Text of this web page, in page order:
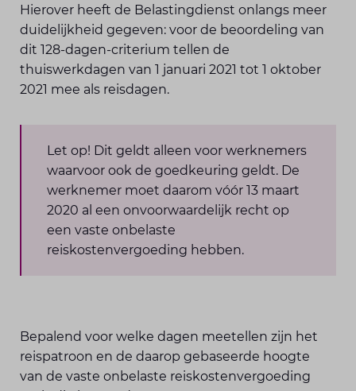
Hierover heeft de Belastingdienst onlangs meer
duidelijkheid gegeven: voor de beoordeling van
dit 128-dagen-criterium tellen de
thuiswerkdagen van 1 januari 2021 tot 1 oktober
2021 mee als reisdagen.
Let op! Dit geldt alleen voor werknemers
waarvoor ook de goedkeuring geldt. De
werknemer moet daarom vóór 13 maart
2020 al een onvoorwaardelijk recht op
een vaste onbelaste
reiskostenvergoeding hebben.
Bepalend voor welke dagen meetellen zijn het
reispatroon en de daarop gebaseerde hoogte
van de vaste onbelaste reiskostenvergoeding